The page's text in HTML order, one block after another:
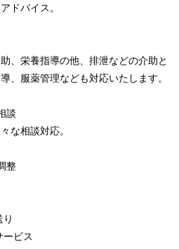
ドバイス。
、栄養指導の他、排泄などの介助と
、服薬管理なども対応いたします。
談
な相談対応。
整
ビス